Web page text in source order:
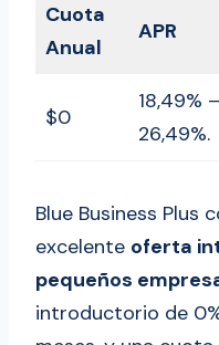
Cuota
Anual
APR
$0
18,49% –
26,49%.
Blue Business Plus
excelente oferta
pequeños
introductorio de